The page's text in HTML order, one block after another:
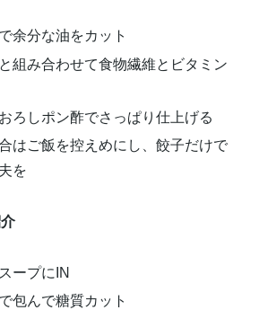
余分な油をカット
組み合わせて食物繊維とビタミン
ろしポン酢でさっぱり仕上げる
はご飯を控えめにし、餃子だけで
を
ープにIN
包んで糖質カット